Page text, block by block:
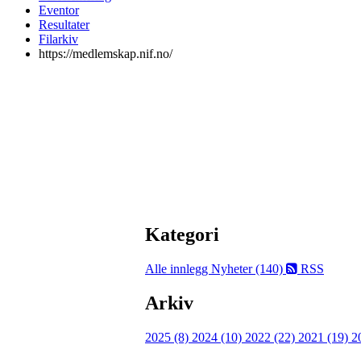
Eventor
Resultater
Filarkiv
https://medlemskap.nif.no/
Kategori
Alle innlegg Nyheter (140) RSS
Arkiv
2025 (8) 2024 (10) 2022 (22) 2021 (19)